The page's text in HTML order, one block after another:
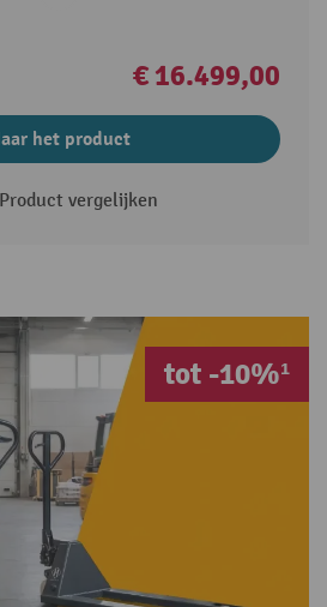
€ 16.499,00
het product
Product vergelijken
tot -10%¹